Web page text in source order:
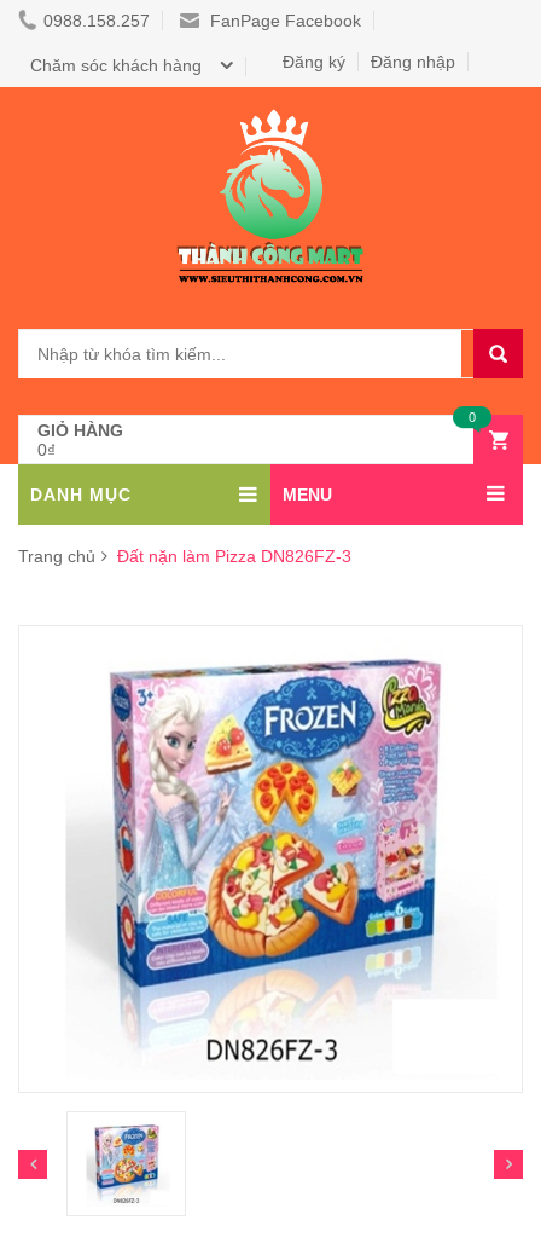
0988.158.257 FanPage Facebook
Đăng nhập
Đăng ký
Chăm sóc khách hàng
GIỎ HÀNG
0₫
0
DANH MỤC MENU
Trang chủ Đất nặn làm Pizza DN826FZ-3